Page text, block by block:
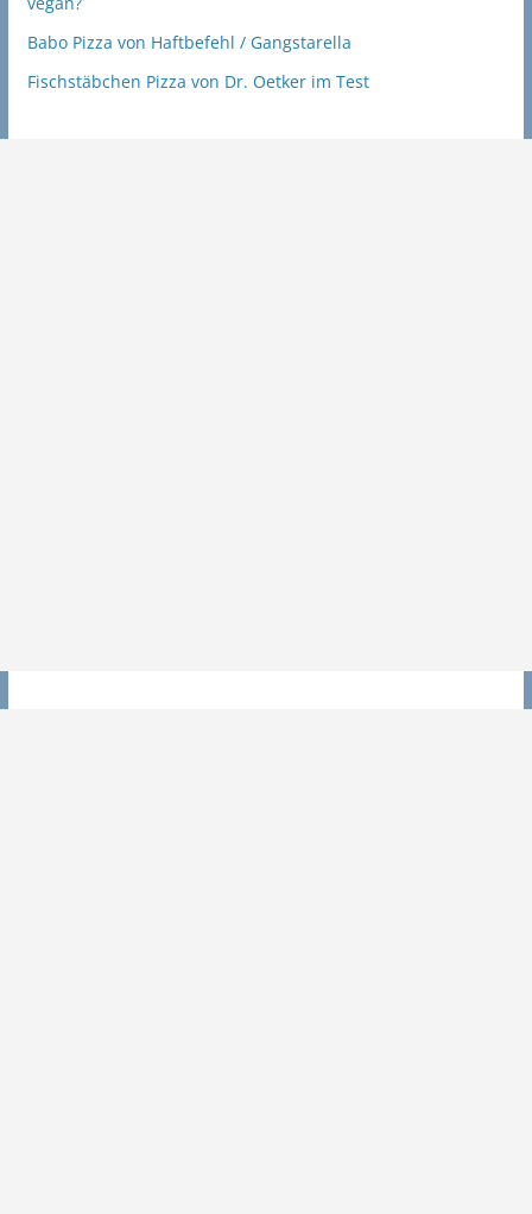
Babo Pizza von Haftbefehl / Gangstarella
Fischstäbchen Pizza von Dr. Oetker im Test